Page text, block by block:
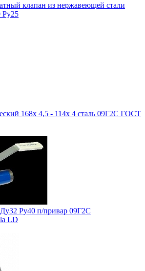
клапан из нержавеющей стали
Ру25
168х 4,5 - 114х 4 сталь 09Г2С ГОСТ
Ру40 п/привар 09Г2С
LD